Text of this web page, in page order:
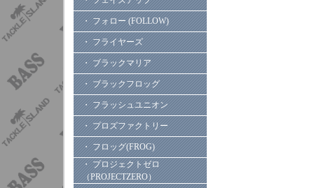
・ フォロー (FOLLOW)
・ フライヤーズ
・ ブラックマリア
・ ブラックフロッグ
・ フラッシュユニオン
・ プロズファクトリー
・ フロッグ(FROG)
・ プロジェクトゼロ
（PROJECTZERO）